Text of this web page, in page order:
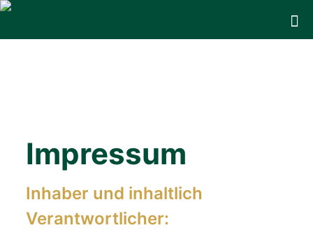
Impressum
Inhaber und inhaltlich
Verantwortlicher: